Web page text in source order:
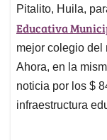
Pitalito, Huila,
Educativa
mejor colegio del
Ahora, en la
noticia por los $
infraestructura